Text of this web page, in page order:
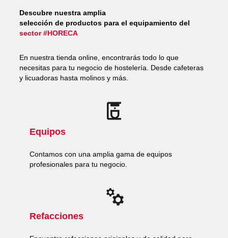
Descubre nuestra amplia
selección de productos para el equipamiento del
sector #HORECA
En nuestra tienda online, encontrarás todo lo que
necesitas para tu negocio de hostelería. Desde cafeteras
y licuadoras hasta molinos y más.
Equipos
Contamos con una amplia gama de equipos
profesionales para tu negocio.
Refacciones